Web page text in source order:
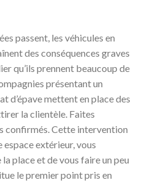
passent, les véhicules en
des conséquences graves
qu’ils prennent beaucoup de
présentant un
d’épave mettent en place des
la clientèle. Faites
confirmés. Cette intervention
extérieur, vous
place et de vous faire un peu
le premier point pris en